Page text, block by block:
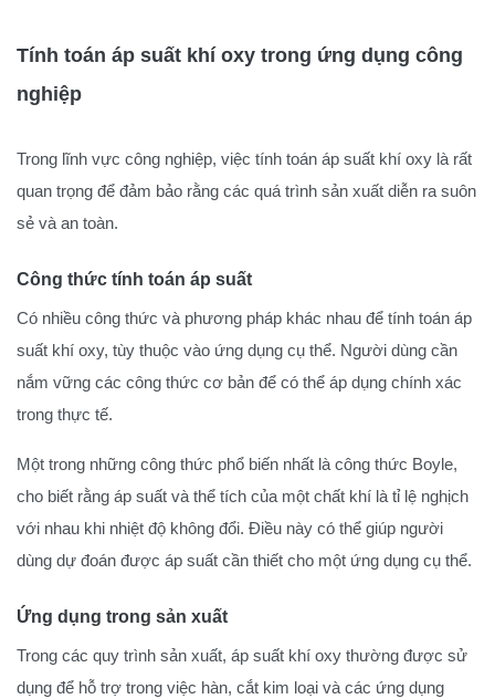
Tính toán áp suất khí oxy trong ứng dụng công
nghiệp
Trong lĩnh vực công nghiệp, việc tính toán áp suất khí oxy là rất
quan trọng để đảm bảo rằng các quá trình sản xuất diễn ra suôn
sẻ và an toàn.
Công thức tính toán áp suất
Có nhiều công thức và phương pháp khác nhau để tính toán áp
suất khí oxy, tùy thuộc vào ứng dụng cụ thể. Người dùng cần
nắm vững các công thức cơ bản để có thể áp dụng chính xác
trong thực tế.
Một trong những công thức phổ biến nhất là công thức Boyle,
cho biết rằng áp suất và thể tích của một chất khí là tỉ lệ nghịch
với nhau khi nhiệt độ không đổi. Điều này có thể giúp người
dùng dự đoán được áp suất cần thiết cho một ứng dụng cụ thể.
Ứng dụng trong sản xuất
Trong các quy trình sản xuất, áp suất khí oxy thường được sử
dụng để hỗ trợ trong việc hàn, cắt kim loại và các ứng dụng